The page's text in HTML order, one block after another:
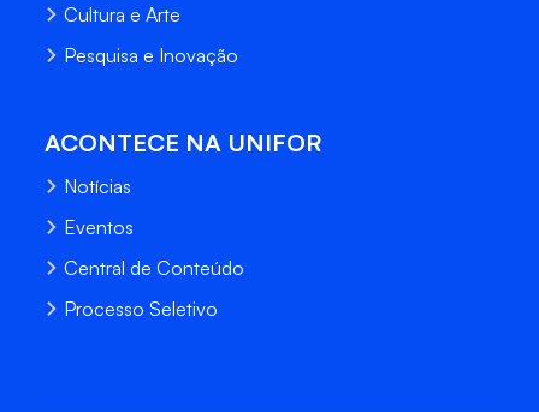
Cultura e Arte
Pesquisa e Inovação
ACONTECE NA UNIFOR
Notícias
Eventos
Central de Conteúdo
Processo Seletivo